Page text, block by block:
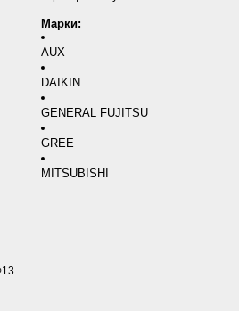
Марки:
AUX
DAIKIN
GENERAL FUJITSU
GREE
MITSUBISHI